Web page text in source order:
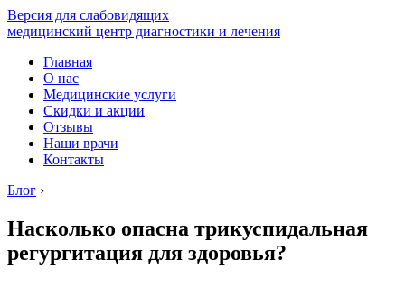
Версия для слабовидящих
медицинский центр диагностики и лечения
Главная
О нас
Медицинские услуги
Скидки и акции
Отзывы
Наши врачи
Контакты
Блог ›
Насколько опасна трикуспидальная
регургитация для здоровья?